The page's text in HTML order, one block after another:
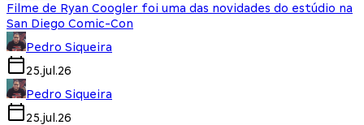
Filme de Ryan Coogler foi uma das novidades do estúdio na
San Diego Comic-Con
Pedro Siqueira
25.jul.26
Pedro Siqueira
25.jul.26